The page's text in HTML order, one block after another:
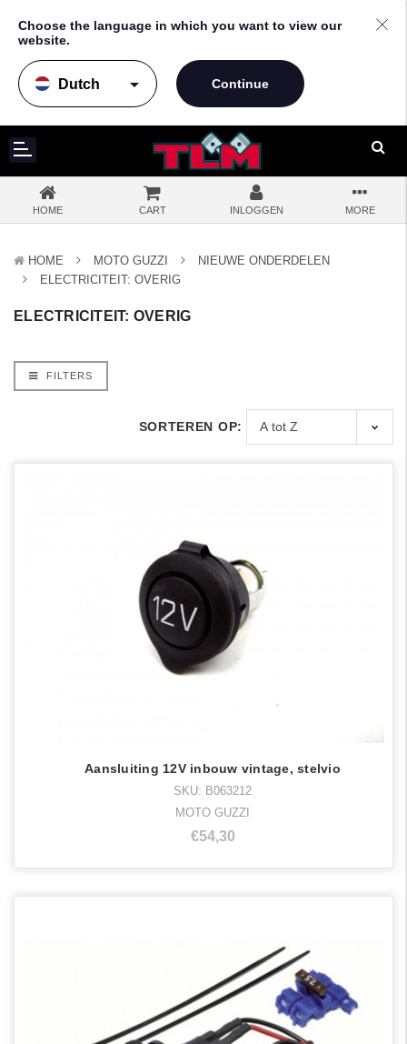
Choose the language in which you want to view our
website.
arrow_drop_down
HOME CART INLOGGEN MORE
HOME MOTO GUZZI
NIEUWE ONDERDELEN
ELECTRICITEIT: OVERIG
ELECTRICITEIT: OVERIG
FILTERS
SORTEREN OP:
Aansluiting 12V inbouw vintage, stelvio
SKU: B063212
MOTO GUZZI
€54,30